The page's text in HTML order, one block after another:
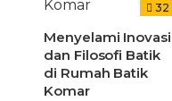
32
Menyelami Inovasi
dan Filosofi Batik
di Rumah Batik
Komar